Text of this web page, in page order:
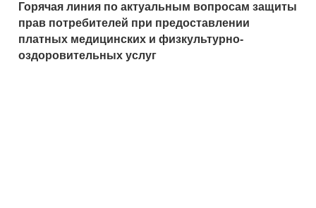
Горячая линия по актуальным вопросам защиты
прав потребителей при предоставлении
платных медицинских и физкультурно-
оздоровительных услуг